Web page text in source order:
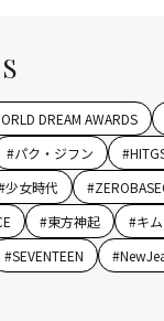
DREAM AWARDS
#パク・ジフン #
少女時代 #
#東方神起 #キ
#SEVENTEEN #